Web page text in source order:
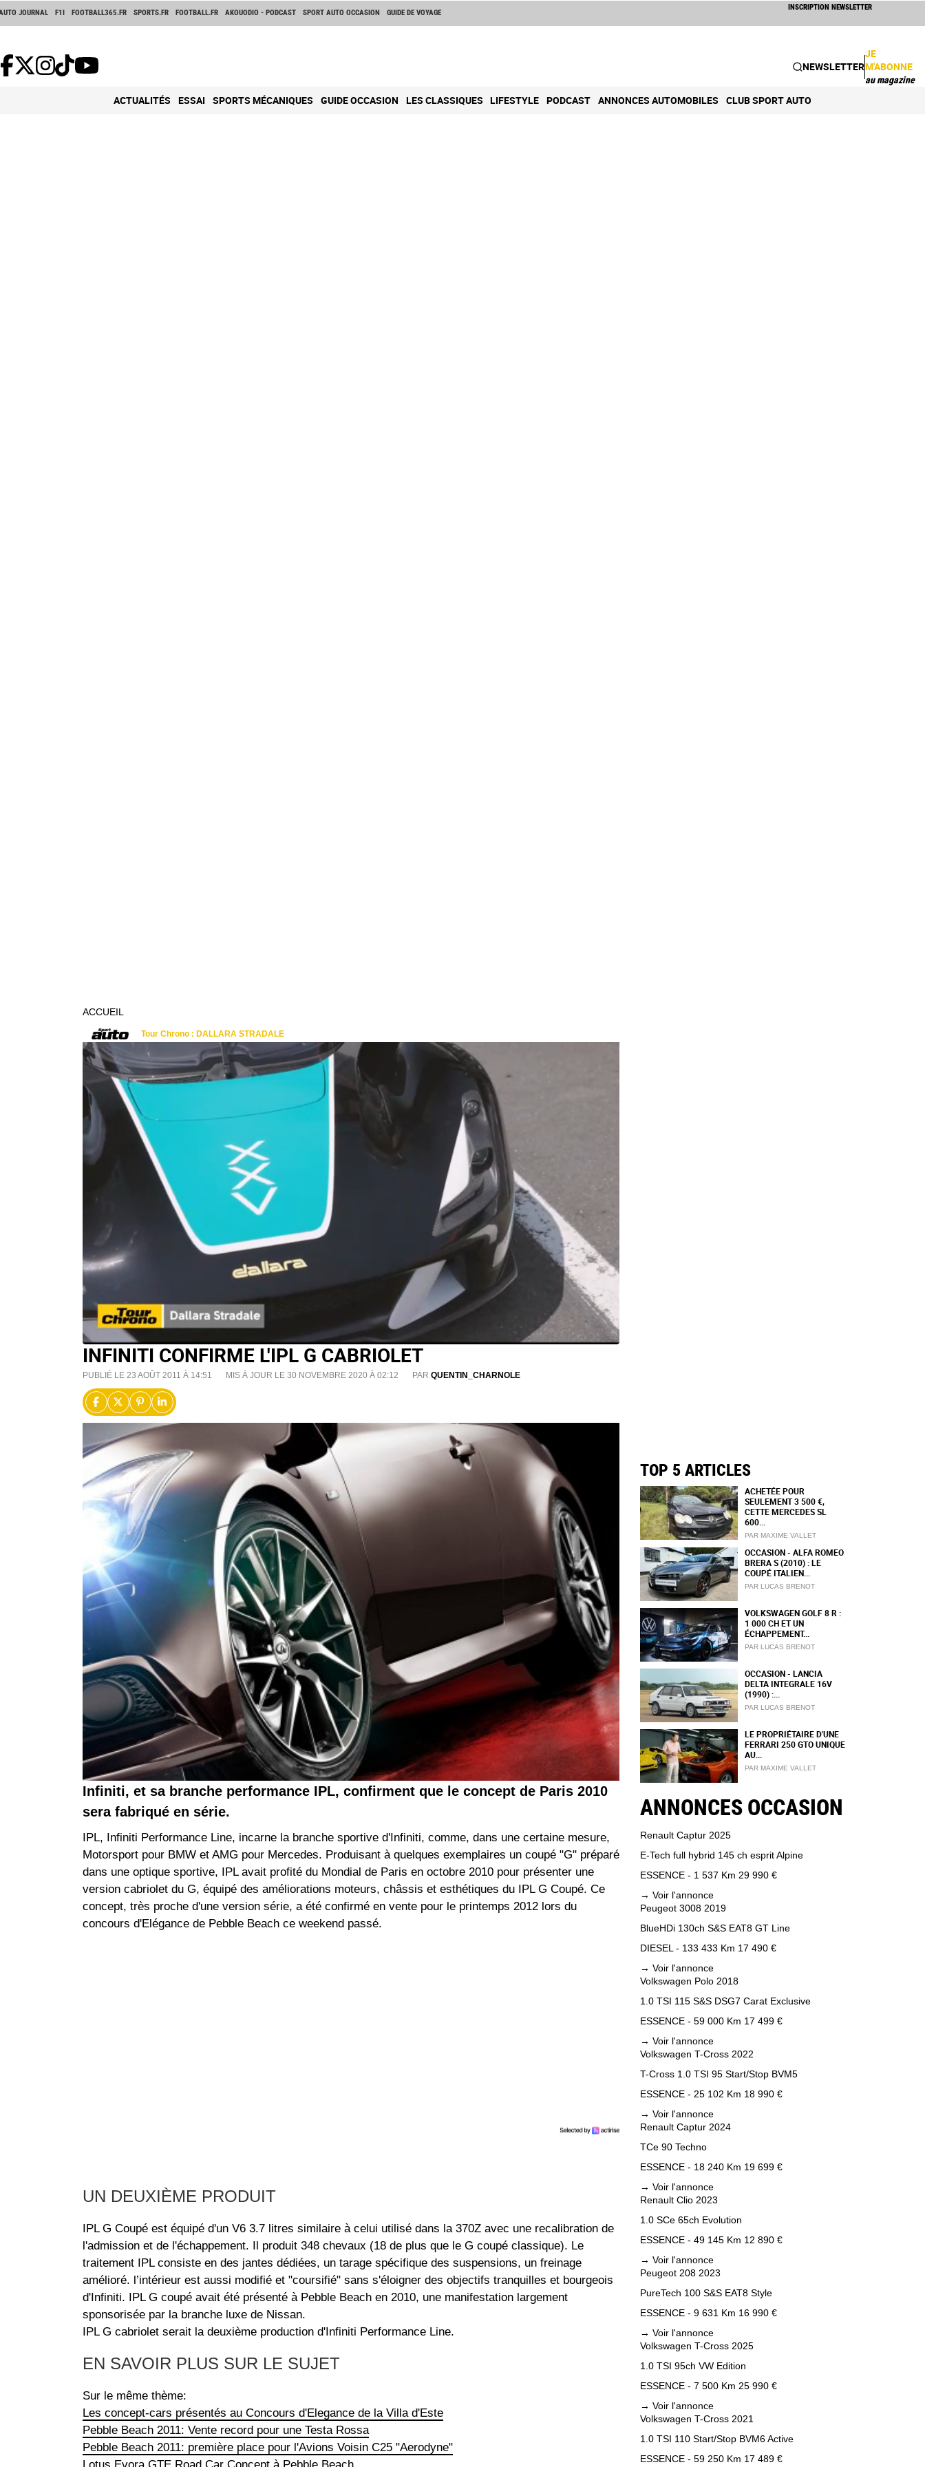
JOURNAL F1I FOOTBALL365.FR SPORTS.FR FOOTBALL.FR AKOUODIO - PODCAST SPORT AUTO OCCASION GUIDE DE VOYAGE
INSCRIPTION NEWSLETTER
NEWSLETTER
JE
M'ABONNE
au magazine
ACTUALITÉS ESSAI SPORTS MÉCANIQUES GUIDE OCCASION LES CLASSIQUES LIFESTYLE PODCAST ANNONCES AUTOMOBILES CLUB SPORT AUTO
ACCUEIL
INFINITI CONFIRME L'IPL G CABRIOLET
PUBLIÉ LE 23 AOÛT 2011 À 14:51 MIS À JOUR LE 30 NOVEMBRE 2020 À 02:12 PAR QUENTIN_CHARNOLE
Infiniti, et sa branche performance IPL, confirment que le concept de Paris 2010
sera fabriqué en série.
IPL, Infiniti Performance Line, incarne la branche sportive d'Infiniti, comme, dans une certaine mesure,
Motorsport pour BMW et AMG pour Mercedes. Produisant à quelques exemplaires un coupé "G" préparé
dans une optique sportive, IPL avait profité du Mondial de Paris en octobre 2010 pour présenter une
version cabriolet du G, équipé des améliorations moteurs, châssis et esthétiques du IPL G Coupé. Ce
concept, très proche d'une version série, a été confirmé en vente pour le printemps 2012 lors du
concours d'Elégance de Pebble Beach ce weekend passé.
UN DEUXIÈME PRODUIT
IPL G Coupé est équipé d'un V6 3.7 litres similaire à celui utilisé dans la 370Z avec une recalibration de
l'admission et de l'échappement. Il produit 348 chevaux (18 de plus que le G coupé classique). Le
traitement IPL consiste en des jantes dédiées, un tarage spécifique des suspensions, un freinage
amélioré. l’intérieur est aussi modifié et "coursifié" sans s'éloigner des objectifs tranquilles et bourgeois
d'Infiniti. IPL G coupé avait été présenté à Pebble Beach en 2010, une manifestation largement
sponsorisée par la branche luxe de Nissan.
IPL G cabriolet serait la deuxième production d'Infiniti Performance Line.
EN SAVOIR PLUS SUR LE SUJET
Sur le même thème:
Les concept-cars présentés au Concours d'Elegance de la Villa d'Este
Pebble Beach 2011: Vente record pour une Testa Rossa
Pebble Beach 2011: première place pour l'Avions Voisin C25 "Aerodyne"
TOP 5 ARTICLES
ACHETÉE POUR
SEULEMENT 3 500 €,
CETTE MERCEDES SL
600...
PAR MAXIME VALLET
OCCASION - ALFA ROMEO
BRERA S (2010) : LE
COUPÉ ITALIEN...
PAR LUCAS BRENOT
VOLKSWAGEN GOLF 8 R :
1 000 CH ET UN
ÉCHAPPEMENT...
PAR LUCAS BRENOT
OCCASION - LANCIA
DELTA INTEGRALE 16V
(1990) :...
PAR LUCAS BRENOT
LE PROPRIÉTAIRE D'UNE
FERRARI 250 GTO UNIQUE
AU...
PAR MAXIME VALLET
ANNONCES OCCASION
Renault Captur 2025
E-Tech full hybrid 145 ch esprit Alpine
ESSENCE - 1 537 Km 29 990 €
→ Voir l'annonce
Peugeot 3008 2019
BlueHDi 130ch S&S EAT8 GT Line
DIESEL - 133 433 Km 17 490 €
→ Voir l'annonce
Volkswagen Polo 2018
1.0 TSI 115 S&S DSG7 Carat Exclusive
ESSENCE - 59 000 Km 17 499 €
→ Voir l'annonce
Volkswagen T-Cross 2022
T-Cross 1.0 TSI 95 Start/Stop BVM5
ESSENCE - 25 102 Km 18 990 €
→ Voir l'annonce
Renault Captur 2024
TCe 90 Techno
ESSENCE - 18 240 Km 19 699 €
→ Voir l'annonce
Renault Clio 2023
1.0 SCe 65ch Evolution
ESSENCE - 49 145 Km 12 890 €
→ Voir l'annonce
Peugeot 208 2023
PureTech 100 S&S EAT8 Style
ESSENCE - 9 631 Km 16 990 €
→ Voir l'annonce
Volkswagen T-Cross 2025
1.0 TSI 95ch VW Edition
ESSENCE - 7 500 Km 25 990 €
→ Voir l'annonce
Volkswagen T-Cross 2021
1.0 TSI 110 Start/Stop BVM6 Active
ESSENCE - 59 250 Km 17 489 €